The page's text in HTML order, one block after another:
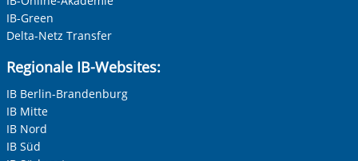
Nachname, Vorname*
Adresse (PLZ, Ort, Strasse)
IB-Green
Delta-Netz Transfer
Regionale IB-Websites:
IB Berlin-Brandenburg
IB Mitte
IB Nord
IB Süd